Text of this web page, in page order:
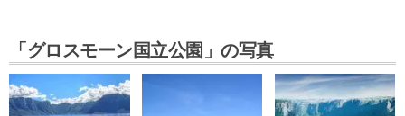
「グロスモーン国立公園」の写真